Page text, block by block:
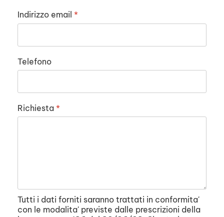
Indirizzo email *
Telefono
Richiesta *
Tutti i dati forniti saranno trattati in conformita'
con le modalita' previste dalle prescrizioni della